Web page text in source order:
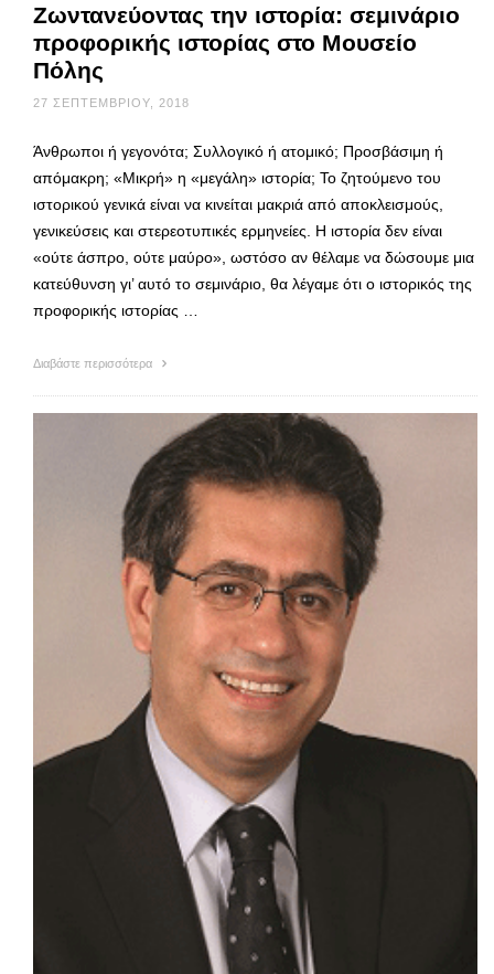
Ζωντανεύοντας την ιστορία: σεμινάριο
προφορικής ιστορίας στο Μουσείο
Πόλης
27 ΣΕΠΤΕΜΒΡΊΟΥ, 2018
Άνθρωποι ή γεγονότα; Συλλογικό ή ατομικό; Προσβάσιμη ή
απόμακρη; «Μικρή» η «μεγάλη» ιστορία; Το ζητούμενο του
ιστορικού γενικά είναι να κινείται μακριά από αποκλεισμούς,
γενικεύσεις και στερεοτυπικές ερμηνείες. Η ιστορία δεν είναι
«ούτε άσπρο, ούτε μαύρο», ωστόσο αν θέλαμε να δώσουμε μια
κατεύθυνση γι’ αυτό το σεμινάριο, θα λέγαμε ότι ο ιστορικός της
προφορικής ιστορίας …
Διαβάστε περισσότερα